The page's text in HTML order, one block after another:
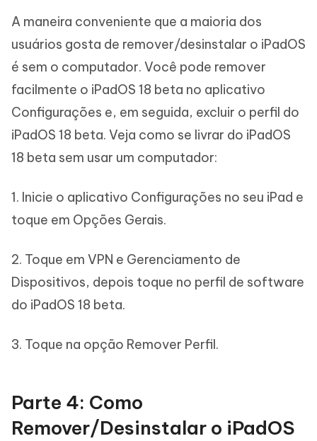
A maneira conveniente que a maioria dos
usuários gosta de remover/desinstalar o iPadOS
é sem o computador. Você pode remover
facilmente o iPadOS 18 beta no aplicativo
Configurações e, em seguida, excluir o perfil do
iPadOS 18 beta. Veja como se livrar do iPadOS
18 beta sem usar um computador:
1. Inicie o aplicativo Configurações no seu iPad e
toque em Opções Gerais.
2. Toque em VPN e Gerenciamento de
Dispositivos, depois toque no perfil de software
do iPadOS 18 beta.
3. Toque na opção Remover Perfil.
Parte 4: Como
Remover/Desinstalar o iPadOS